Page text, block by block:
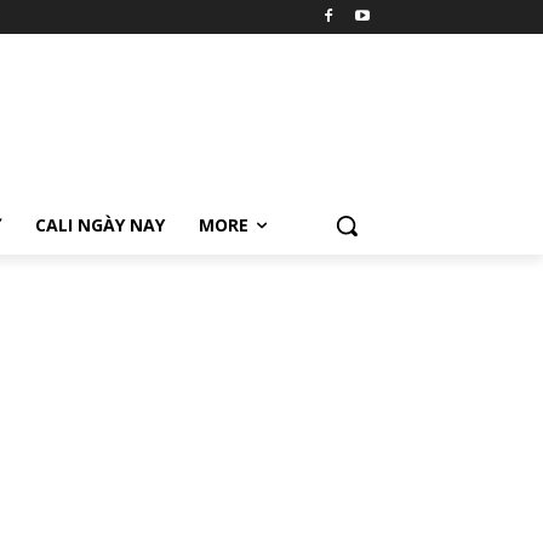
CALI NGÀY NAY MORE